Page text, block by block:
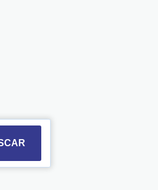
select a date. Press the
and select a date.